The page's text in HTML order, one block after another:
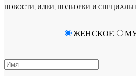
НОВОСТИ, ИДЕИ, ПОДБОРКИ И
ЖЕНСКОЕ